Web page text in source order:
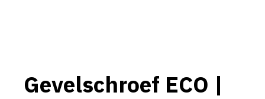
Gevelschroef ECO |